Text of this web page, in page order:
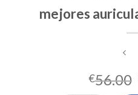
mejores
€56.00